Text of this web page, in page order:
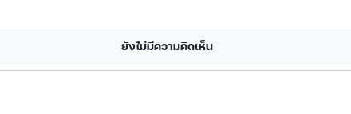
ยังไม่มีความคิดเห็น